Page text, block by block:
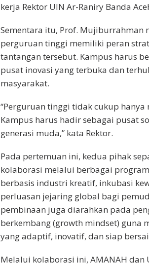
kerja Rektor UIN Ar-Raniry Banda
Sementara itu, Prof. Mujiburrahman
perguruan tinggi memiliki peran
tantangan tersebut. Kampus harus
pusat inovasi yang terbuka dan
masyarakat.
“Perguruan tinggi tidak cukup
Kampus harus hadir sebagai pusat
generasi muda,” kata Rektor.
Pada pertemuan ini, kedua pihak
kolaborasi melalui berbagai
berbasis industri kreatif, inkubasi
perluasan jejaring global bagi
pembinaan juga diarahkan pada
berkembang (growth mindset) guna
yang adaptif, inovatif, dan siap
Melalui kolaborasi ini, AMANAH dan